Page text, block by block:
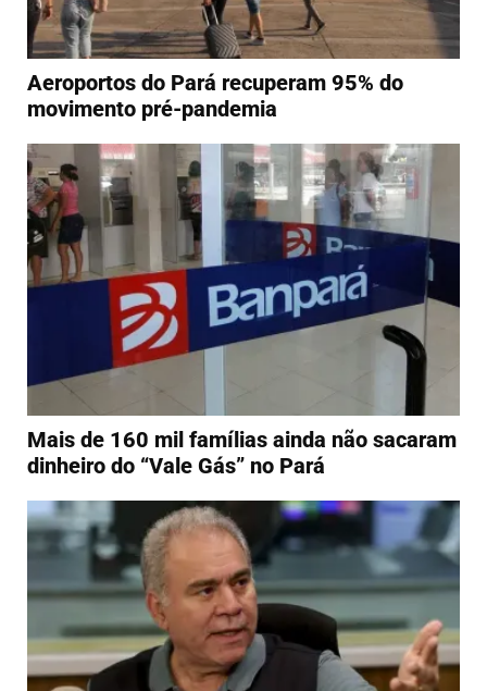
Aeroportos do Pará recuperam 95% do
movimento pré-pandemia
Mais de 160 mil famílias ainda não sacaram
dinheiro do “Vale Gás” no Pará